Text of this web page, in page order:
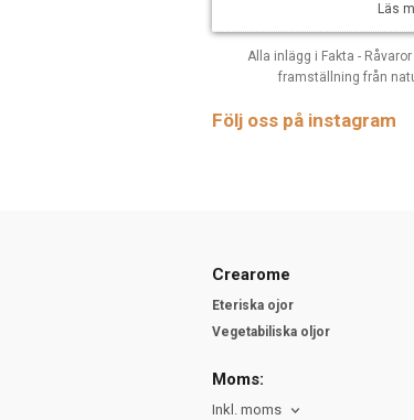
Läs
Alla inlägg i Fakta -
framställning från
Följ oss på instagram
Crearome
Eteriska ojor
Vegetabiliska oljor
Moms:
Inkl. moms